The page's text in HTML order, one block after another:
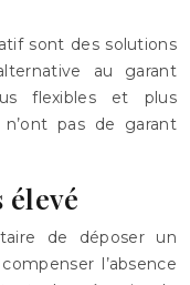
sont des solutions
au garant
flexibles et plus
pas de garant
élevé
de déposer un
l’absence